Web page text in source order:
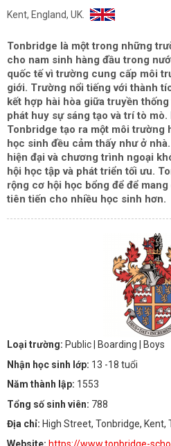
Kent, England, UK.
Tonbridge là một trong những
cho nam sinh hàng đầu trong
quốc tế vì trường cung cấp môi
giới. Trường nổi tiếng với thành
kết hợp hài hòa giữa truyền
phát huy sự sáng tạo và trí tò
Tonbridge tạo ra một môi trường
học sinh đều cảm thấy như ở
hiện đại và chương trình ngoại
hội học tập và phát triển tối ưu.
rộng cơ hội học bổng để để
tiên tiến cho nhiều học sinh hơn.
Loại trường: Public | Boarding
| Boys
Nhận học sinh lớp: 13 -18 tuổi
Năm thành lập: 1553
Tổng số sinh viên: 788
Địa chỉ: High Street, Tonbridge, Kent,
Website: https://www.tonbridge-